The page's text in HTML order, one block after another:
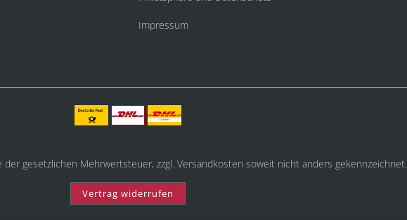
Impressum
gesetzlichen Mehrwertsteuer, zzgl. Versandkosten soweit nicht anders gekennzeichnet.
Vertrag widerrufen